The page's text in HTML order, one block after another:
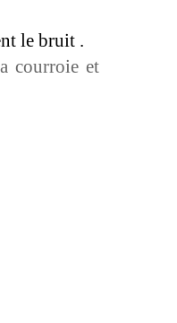
le bruit .
courroie et